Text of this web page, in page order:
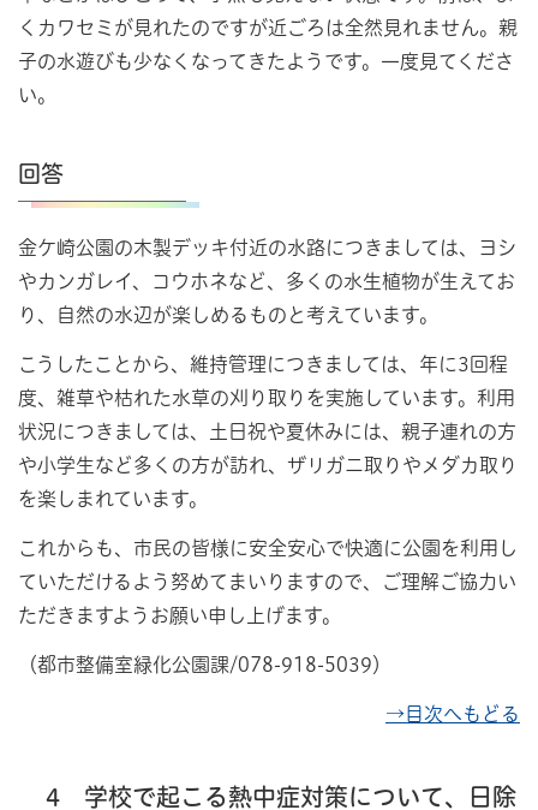
くカワセミが見れたのですが近ごろは全然見れません。親
子の水遊びも少なくなってきたようです。一度見てくださ
い。
回答
金ケ崎公園の木製デッキ付近の水路につきましては、ヨシ
やカンガレイ、コウホネなど、多くの水生植物が生えてお
り、自然の水辺が楽しめるものと考えています。
こうしたことから、維持管理につきましては、年に3回程
度、雑草や枯れた水草の刈り取りを実施しています。利用
状況につきましては、土日祝や夏休みには、親子連れの方
や小学生など多くの方が訪れ、ザリガニ取りやメダカ取り
を楽しまれています。
これからも、市民の皆様に安全安心で快適に公園を利用し
ていただけるよう努めてまいりますので、ご理解ご協力い
ただきますようお願い申し上げます。
（都市整備室緑化公園課/078-918-5039）
→目次へもどる
4 学校で起こる熱中症対策について、日除